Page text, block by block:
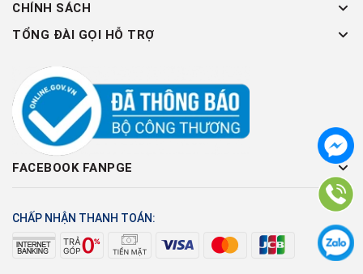
CHÍNH SÁCH
TỔNG ĐÀI GỌI HỖ TRỢ
FACEBOOK FANPGE
CHẤP NHẬN THANH TOÁN: